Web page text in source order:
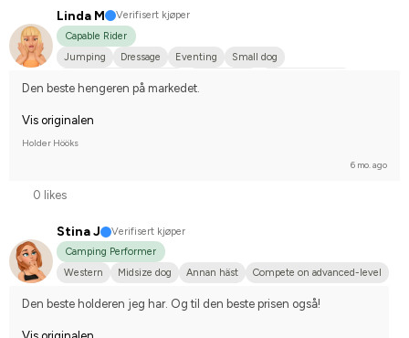
Linda M
Verifisert kjøper
Capable Rider
Jumping
Dressage Eventing
Small dog
Den beste hengeren på markedet.
Vis originalen
Holder Hööks
6 mo. ago
0 likes
Stina J
Verifisert kjøper
Camping Performer
Western
Midsize dog Annan häst Compete on advanced-level
Den beste holderen jeg har. Og til den beste prisen også!